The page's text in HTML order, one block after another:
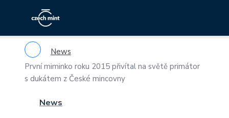
News
První miminko roku 2015 přivítal na světě primátor
s dukátem z České mincovny
News